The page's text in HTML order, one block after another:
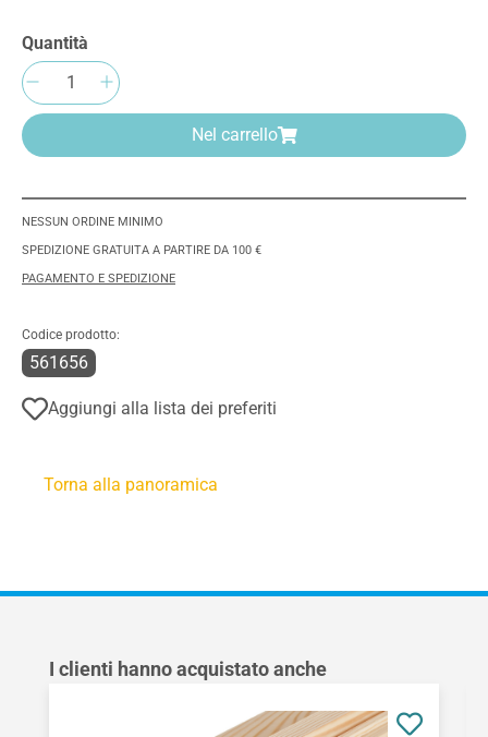
Quantità
Quantità del prodotto: inserisci la quantità
Nel carrello
NESSUN ORDINE MINIMO
SPEDIZIONE GRATUITA A PARTIRE DA 100 €
PAGAMENTO E SPEDIZIONE
Codice prodotto:
561656
Aggiungi alla lista dei preferiti
Torna alla panoramica
Salta la galleria dei prodotti
I clienti hanno acquistato anche